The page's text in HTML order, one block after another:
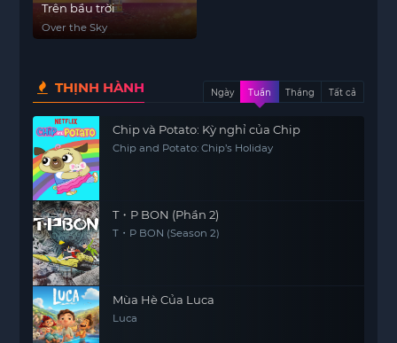
Trên bầu trời
Over the Sky
THỊNH HÀNH Ngày Tuần Tháng Tất cả
Chip và Potato: Kỳ nghỉ của Chip
Chip and Potato: Chip’s Holiday
T・P BON (Phần 2)
T・P BON (Season 2)
Mùa Hè Của Luca
Luca